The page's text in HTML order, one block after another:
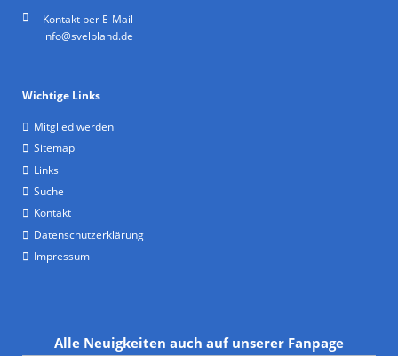
Kontakt per E-Mail
info@svelbland.de
Wichtige Links
Mitglied werden
Sitemap
Links
Suche
Kontakt
Datenschutzerklärung
Impressum
Alle Neuigkeiten auch auf unserer Fanpage